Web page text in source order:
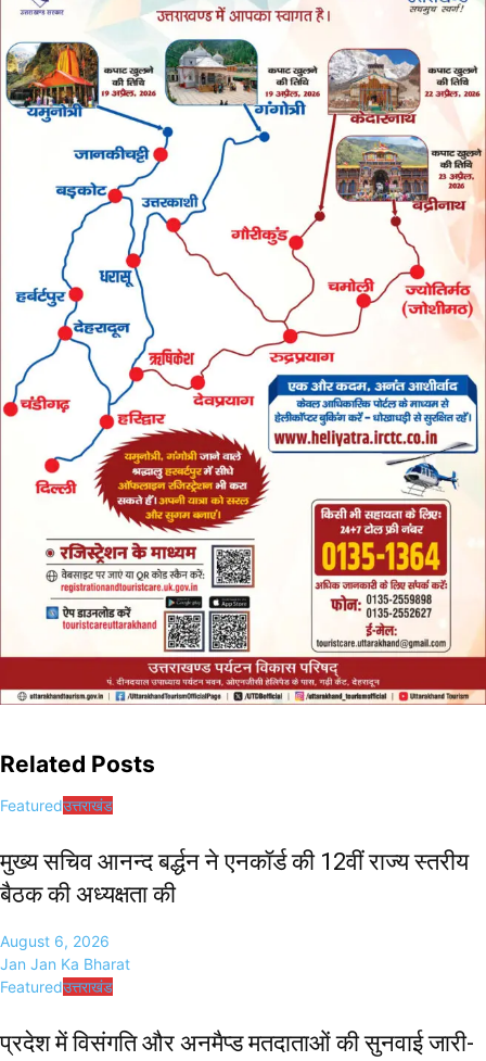
Related Posts
Featuredउत्तराखंड
मुख्य सचिव आनन्द बर्द्धन ने एनकॉर्ड की 12वीं राज्य स्तरीय
बैठक की अध्यक्षता की
August 6, 2026
Jan Jan Ka Bharat
Featuredउत्तराखंड
प्रदेश में विसंगति और अनमैप्ड मतदाताओं की सुनवाई जारी-